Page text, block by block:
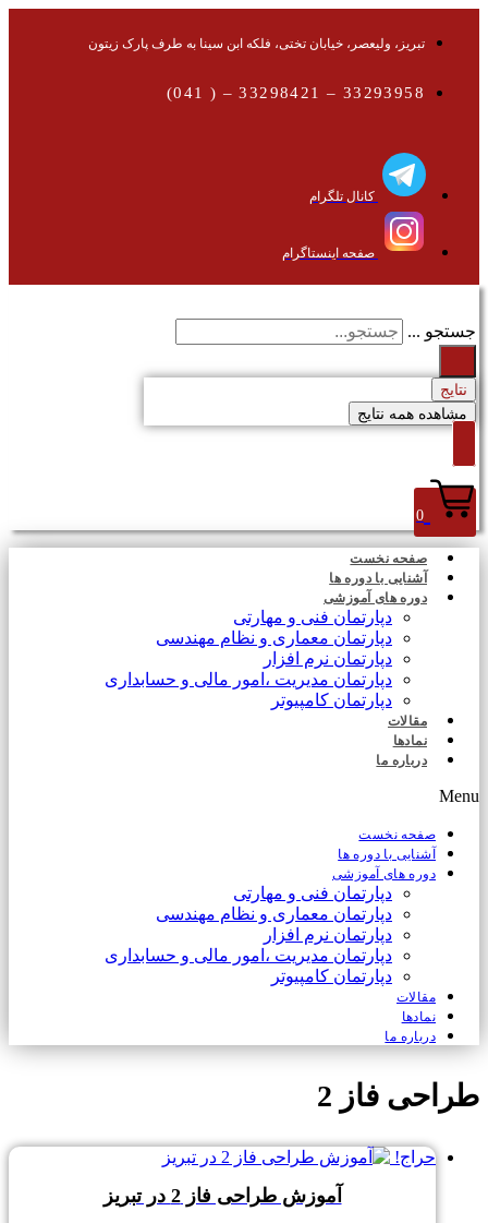
تبریز، ولیعصر، خیابان تختی، فلکه ابن سینا به طرف پارک زیتون
33293958 – 33298421 – ( 041)
کانال تلگرام
صفحه اینستاگرام
جستجو ...
نتایج
مشاهده همه نتایج
0
صفحه نخست
آشنایی با دوره ها
دوره های آموزشی
دپارتمان فنی و مهارتی
دپارتمان معماری و نظام مهندسی
دپارتمان نرم افزار
دپارتمان مدیریت ،امور مالی و حسابداری
دپارتمان کامپیوتر
مقالات
نمادها
درباره ما
Menu
صفحه نخست
آشنایی با دوره ها
دوره های آموزشی
دپارتمان فنی و مهارتی
دپارتمان معماری و نظام مهندسی
دپارتمان نرم افزار
دپارتمان مدیریت ،امور مالی و حسابداری
دپارتمان کامپیوتر
مقالات
نمادها
درباره ما
طراحی فاز 2
حراج!
آموزش طراحی فاز 2 در تبریز